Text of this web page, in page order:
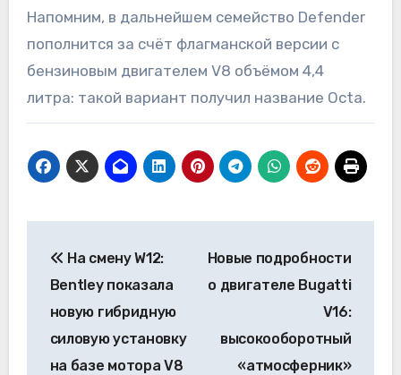
Напомним, в дальнейшем семейство Defender
пополнится за счёт флагманской версии с
бензиновым двигателем V8 объёмом 4,4
литра: такой вариант получил название Octa.
по
записям
На смену W12:
Bentley показала
новую гибридную
силовую установку
на базе мотора V8
Новые подробности
о двигателе Bugatti
V16:
высокооборотный
«атмосферник»